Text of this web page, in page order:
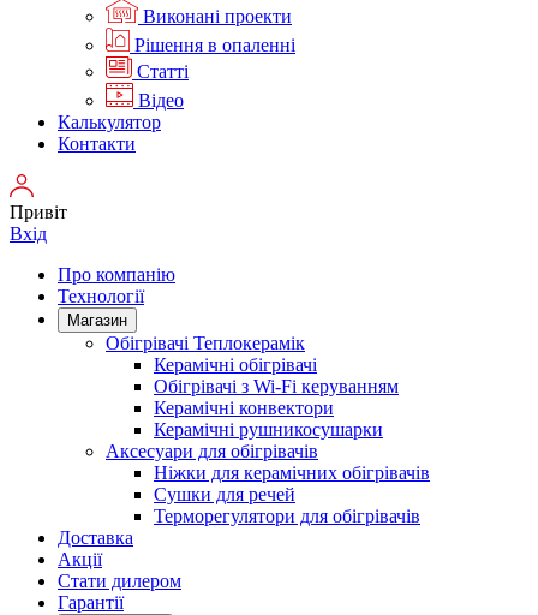
Виконані проекти
Рішення в опаленні
Статті
Відео
Калькулятор
Контакти
Привіт
Вхід
Про компанію
Технології
Магазин
Обігрівачі Теплокерамік
Керамічні обігрівачі
Обігрівачі з Wi-Fi керуванням
Керамічні конвектори
Керамічні рушникосушарки
Аксесуари для обігрівачів
Ніжки для керамічних обігрівачів
Сушки для речей
Терморегулятори для обігрівачів
Доставка
Акції
Стати дилером
Гарантії